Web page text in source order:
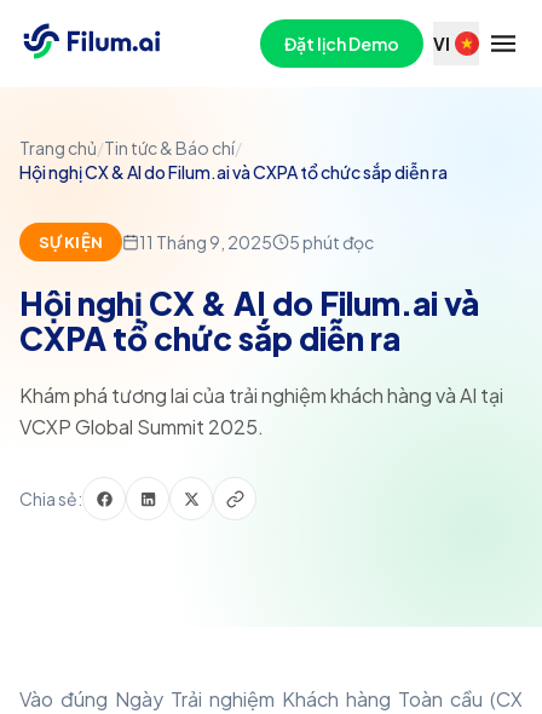
Đặt lịch Demo VI
Trang chủ/Tin tức & Báo chí/
Hội nghị CX & AI do Filum.ai và CXPA tổ chức sắp diễn ra
SỰ KIỆN 11 Tháng 9, 2025 5phút đọc
Hội nghị CX & AI do Filum.ai và
CXPA tổ chức sắp diễn ra
Khám phá tương lai của trải nghiệm khách hàng và AI tại
VCXP Global Summit 2025.
Chia sẻ:
Vào đúng Ngày Trải nghiệm Khách hàng Toàn cầu (CX